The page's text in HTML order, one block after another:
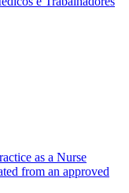
as a Nurse
from an approved